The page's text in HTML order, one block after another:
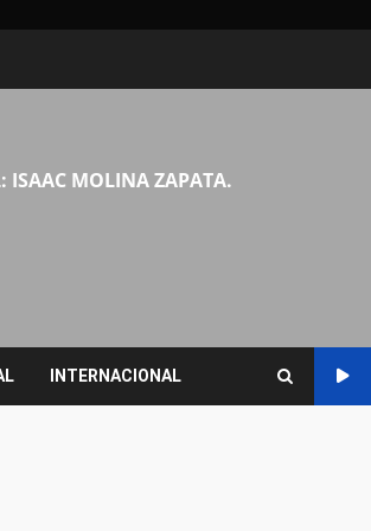
ISAAC MOLINA ZAPATA.
INTERNACIONAL